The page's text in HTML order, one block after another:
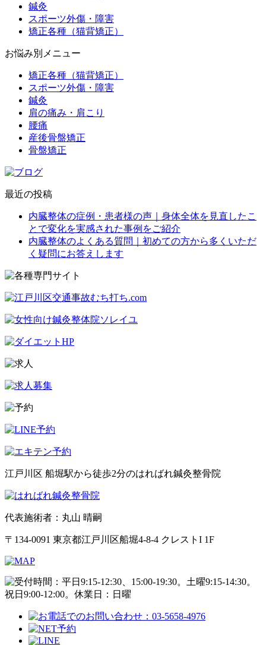
鍼灸
スポーツ外傷・障害
矯正各種（猫背矯正）
お悩み別メニュー
矯正各種（猫背矯正）
スポーツ外傷・障害
鍼灸
肩の痛み・肩こり
腰痛
産後骨盤矯正
骨盤矯正
最近の投稿
内臓整体の症例・患者様の声｜身体全体を見直したこ
とで変化を実感された事例をご紹介
内臓整体のよくある質問｜初めての方から多くいただ
く疑問にお答えします
江戸川区 船堀駅から徒歩2分のはればれ鍼灸整骨院
代表施術者：丸山 晴嗣
〒134-0091 東京都江戸川区船堀4-8-4 クレストI 1F